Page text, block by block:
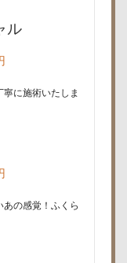
ル
寧に施術いたしま
あの感覚！ふくら